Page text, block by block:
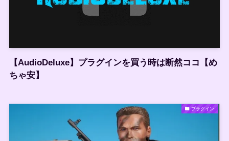
【AudioDeluxe】プラグインを買う時は断然ココ【め
ちゃ安】
プラグイン